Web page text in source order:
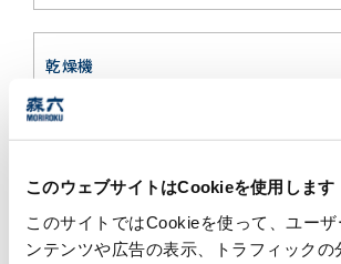
このウェブサイトはCookieを使用します
このサイトではCookieを使って、ユー
ンテンツや広告の表示、トラフィックの
乾燥機
補助設備